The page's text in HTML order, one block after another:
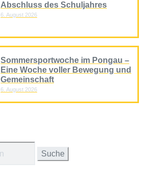
Abschluss des Schuljahres
6. August 2026
Sommersportwoche im Pongau –
Eine Woche voller Bewegung und
Gemeinschaft
6. August 2026